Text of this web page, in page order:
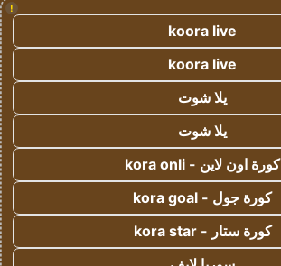
!
koora live
koora live
يلا شوت
يلا شوت
كورة اون لاين - kora onli
كورة جول - kora goal
كورة ستار - kora star